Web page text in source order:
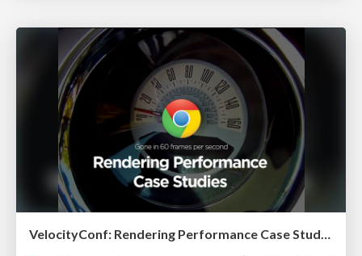
VelocityConf: Rendering Performance Case Studies